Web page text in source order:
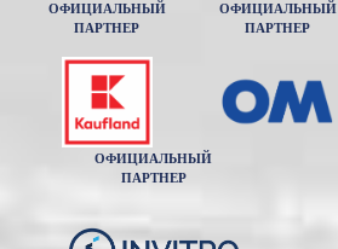
ОФИЦИАЛЬНЫЙ
ПАРТНЕР
ОФИЦИАЛЬНЫЙ
ПАРТНЕР
ОФИЦИАЛЬНЫЙ
ПАРТНЕР